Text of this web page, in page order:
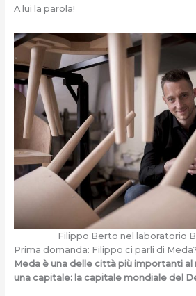
A lui la parola!
Filippo Berto nel laboratorio
Prima domanda: Filippo ci parli di Meda?
Meda è una delle città più importanti
una capitale: la capitale mondiale del